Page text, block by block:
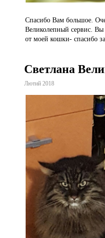
Спасибо Вам большое.
Великолепный сервис.
от моей кошки- спасибо
Светлана
Лютий 2018